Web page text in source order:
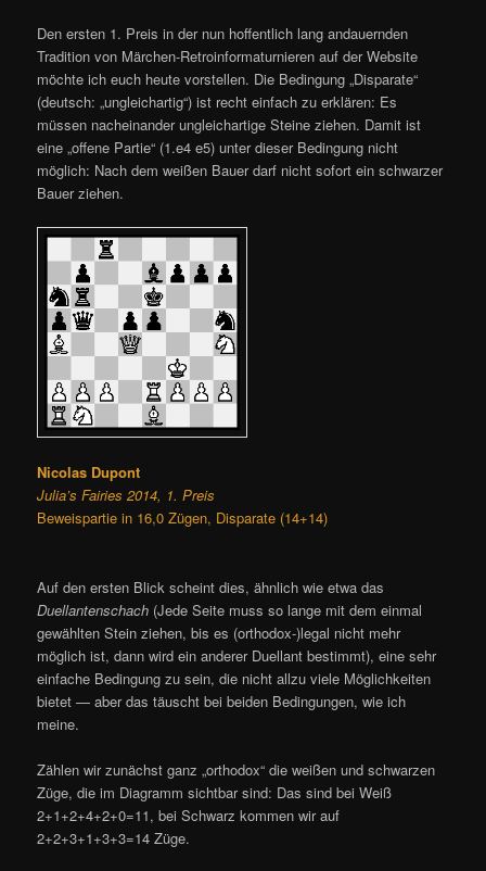
Den ersten 1. Preis in der nun hoffentlich lang andauernden
Tradition von Märchen-Retroinformaturnieren auf der Website
möchte ich euch heute vorstellen. Die Bedingung „Disparate“
(deutsch: „ungleichartig“) ist recht einfach zu erklären: Es
müssen nacheinander ungleichartige Steine ziehen. Damit ist
eine „offene Partie“ (1.e4 e5) unter dieser Bedingung nicht
möglich: Nach dem weißen Bauer darf nicht sofort ein schwarzer
Bauer ziehen.
Nicolas Dupont
Julia’s Fairies 2014, 1. Preis
Beweispartie in 16,0 Zügen, Disparate (14+14)
Auf den ersten Blick scheint dies, ähnlich wie etwa das
Duellantenschach (Jede Seite muss so lange mit dem einmal
gewählten Stein ziehen, bis es (orthodox-)legal nicht mehr
möglich ist, dann wird ein anderer Duellant bestimmt), eine sehr
einfache Bedingung zu sein, die nicht allzu viele Möglichkeiten
bietet — aber das täuscht bei beiden Bedingungen, wie ich
meine.
Zählen wir zunächst ganz „orthodox“ die weißen und schwarzen
Züge, die im Diagramm sichtbar sind: Das sind bei Weiß
2+1+2+4+2+0=11, bei Schwarz kommen wir auf
2+2+3+1+3+3=14 Züge.